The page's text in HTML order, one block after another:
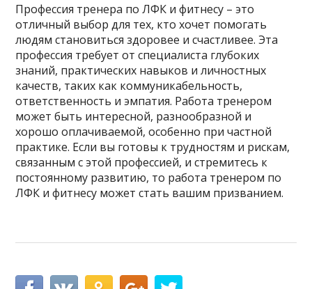
Профессия тренера по ЛФК и фитнесу – это
отличный выбор для тех, кто хочет помогать
людям становиться здоровее и счастливее. Эта
профессия требует от специалиста глубоких
знаний, практических навыков и личностных
качеств, таких как коммуникабельность,
ответственность и эмпатия. Работа тренером
может быть интересной, разнообразной и
хорошо оплачиваемой, особенно при частной
практике. Если вы готовы к трудностям и рискам,
связанным с этой профессией, и стремитесь к
постоянному развитию, то работа тренером по
ЛФК и фитнесу может стать вашим призванием.